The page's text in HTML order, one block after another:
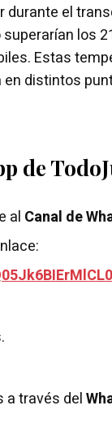
el
los
Estas
distintos
de
al Canal de
a través del